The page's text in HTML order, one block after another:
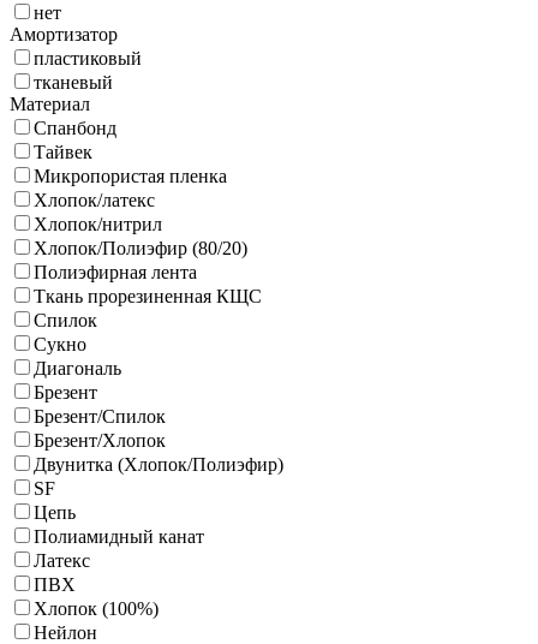
нет
Амортизатор
пластиковый
тканевый
Материал
Спанбонд
Тайвек
Микропористая пленка
Хлопок/латекс
Хлопок/нитрил
Хлопок/Полиэфир (80/20)
Полиэфирная лента
Ткань прорезиненная КЩС
Спилок
Сукно
Диагональ
Брезент
Брезент/Спилок
Брезент/Хлопок
Двунитка (Хлопок/Полиэфир)
SF
Цепь
Полиамидный канат
Латекс
ПВХ
Хлопок (100%)
Нейлон